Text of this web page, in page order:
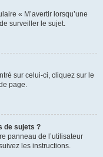
« M’avertir lorsqu’une
surveiller le sujet.
sur celui-ci, cliquez sur le
page.
de sujets ?
panneau de l’utilisateur
les instructions.